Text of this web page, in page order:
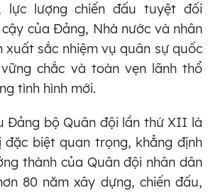
lực lượng chiến đấu tuyệt đối
của Đảng, Nhà nước và nhân
xuất sắc nhiệm vụ quân sự quốc
chắc và toàn vẹn lãnh thổ
tình hình mới.
Đảng bộ Quân đội lần thứ XII là
đặc biệt quan trọng, khẳng định
thành của Quân đội nhân dân
80 năm xây dựng, chiến đấu,